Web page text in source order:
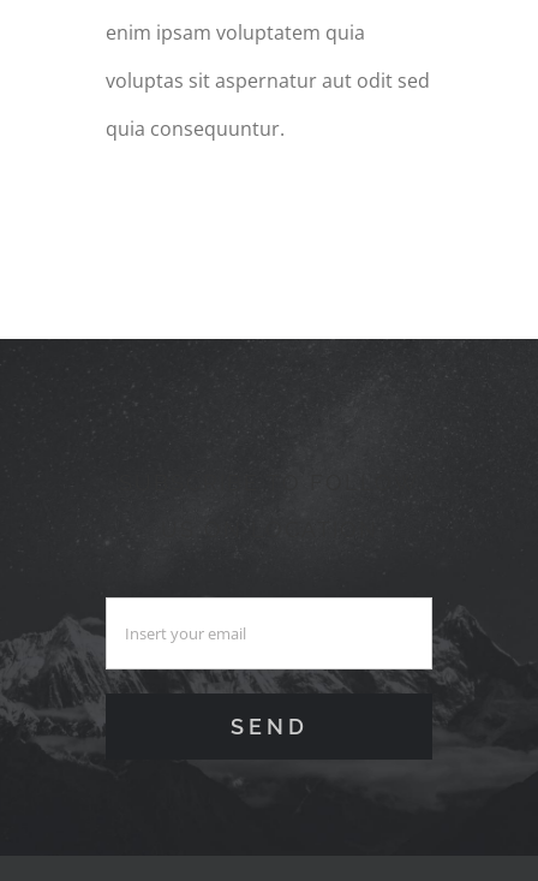
enim ipsam voluptatem quia
voluptas sit aspernatur aut odit sed
quia consequuntur.